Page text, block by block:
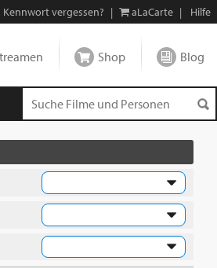
Kennwort vergessen? | aLaCarte | Hilfe
Shop Blog